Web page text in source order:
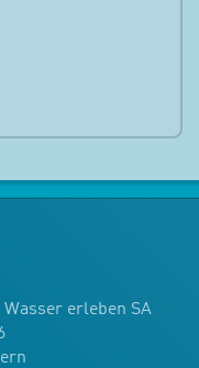
Wasser erleben SA